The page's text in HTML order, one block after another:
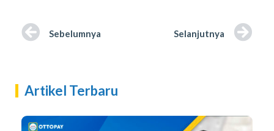
Sebelumnya Selanjutnya
Artikel Terbaru